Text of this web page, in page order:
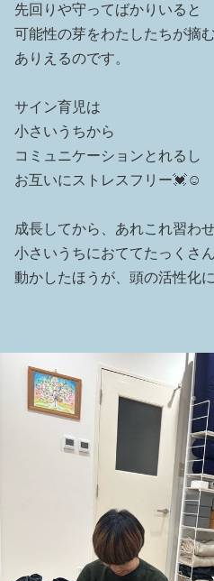
先回りや守ってばかりいると
可能性の芽をわたしたちが摘
ありえるのです。
サイン育児は
小さいうちから
コミュニケーションとれるし
お互いにストレスフリー💓☺️
成長してから、あれこれ習わ
小さいうちにおててたっくさん
動かしたほうが、頭の活性化